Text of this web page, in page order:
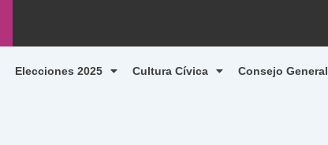
Elecciones 2025 Cultura Cívica Consejo General